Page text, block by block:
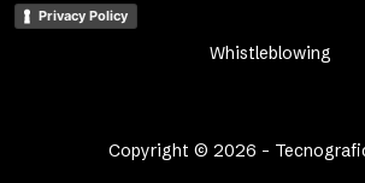
Copyright © 2026 -
Privacy Policy
Whistleblowing